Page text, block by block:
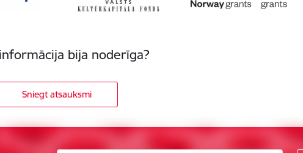
bija noderīga?
Sniegt atsauksmi